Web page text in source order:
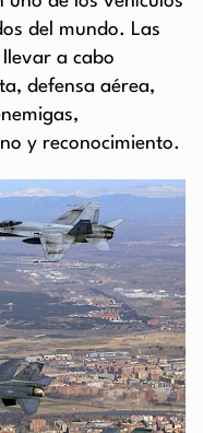
del mundo. Las
a cabo
defensa aérea,
y reconocimiento.